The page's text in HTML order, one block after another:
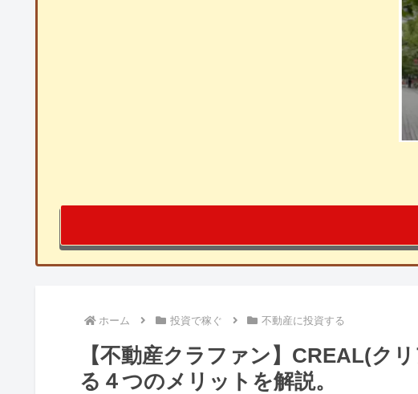
ホーム 投資で稼ぐ 不動産に投資する
【不動産クラファン】CREAL(ク
る４つのメリットを解説。